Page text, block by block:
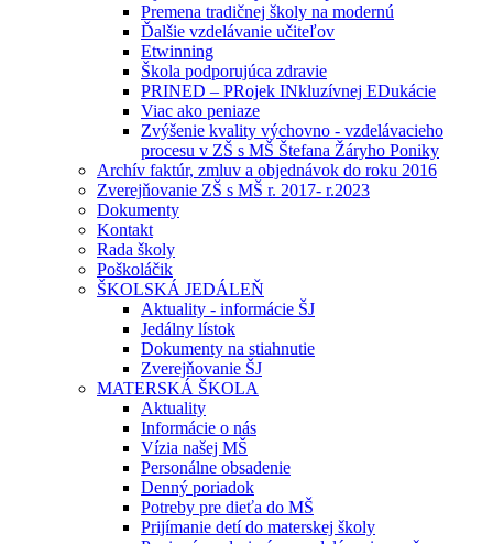
Premena tradičnej školy na modernú
Ďalšie vzdelávanie učiteľov
Etwinning
Škola podporujúca zdravie
PRINED – PRojek INkluzívnej EDukácie
Viac ako peniaze
Zvýšenie kvality výchovno - vzdelávacieho
procesu v ZŠ s MŠ Štefana Žáryho Poniky
Archív faktúr, zmluv a objednávok do roku 2016
Zverejňovanie ZŠ s MŠ r. 2017- r.2023
Dokumenty
Kontakt
Rada školy
Poškoláčik
ŠKOLSKÁ JEDÁLEŇ
Aktuality - informácie ŠJ
Jedálny lístok
Dokumenty na stiahnutie
Zverejňovanie ŠJ
MATERSKÁ ŠKOLA
Aktuality
Informácie o nás
Vízia našej MŠ
Personálne obsadenie
Denný poriadok
Potreby pre dieťa do MŠ
Prijímanie detí do materskej školy